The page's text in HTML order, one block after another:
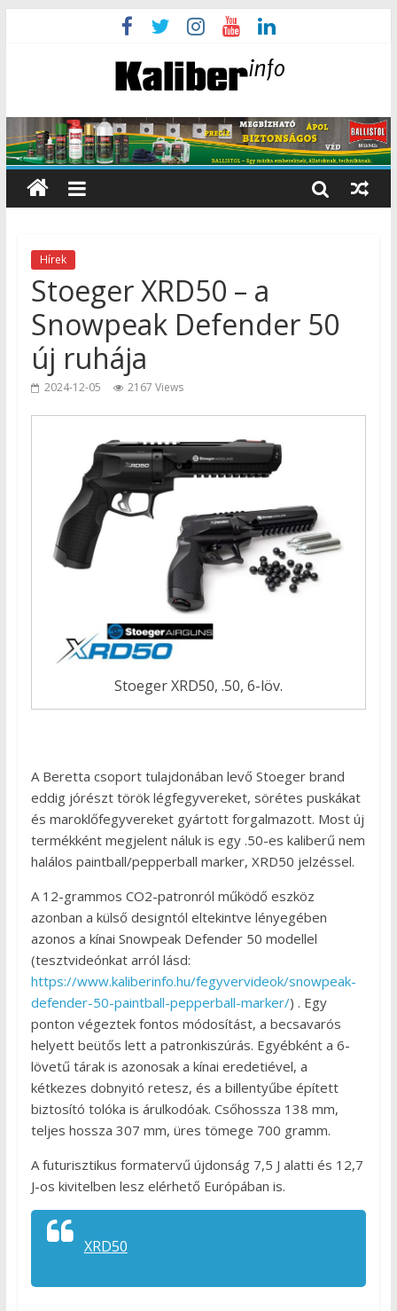
Hírek
Stoeger XRD50 – a
Snowpeak Defender 50
új ruhája
2024-12-05 2167 Views
Stoeger XRD50, .50, 6-löv.
A Beretta csoport tulajdonában levő Stoeger brand
eddig jórészt török légfegyvereket, sörétes puskákat
és maroklőfegyvereket gyártott forgalmazott. Most új
termékként megjelent náluk is egy .50-es kaliberű nem
halálos paintball/pepperball marker, XRD50 jelzéssel.
A 12-grammos CO2-patronról működő eszköz
azonban a külső designtól eltekintve lényegében
azonos a kínai Snowpeak Defender 50 modellel
(tesztvideónkat arról lásd:
https://www.kaliberinfo.hu/fegyvervideok/snowpeak-
defender-50-paintball-pepperball-marker/) . Egy
ponton végeztek fontos módosítást, a becsavarós
helyett beütős lett a patronkiszúrás. Egyébként a 6-
lövetű tárak is azonosak a kínai eredetiével, a
kétkezes dobnyitó retesz, és a billentyűbe épített
biztosító tolóka is árulkodóak. Csőhossza 138 mm,
teljes hossza 307 mm, üres tömege 700 gramm.
A futurisztikus formatervű újdonság 7,5 J alatti és 12,7
J-os kivitelben lesz elérhető Európában is.
XRD50